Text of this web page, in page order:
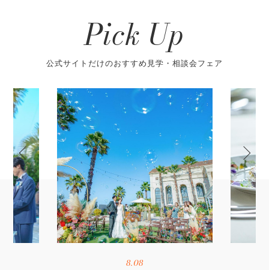
Pick Up
公式サイトだけのおすすめ見学・相談会フェア
8.08